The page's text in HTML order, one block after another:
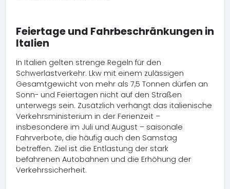
Feiertage und Fahrbeschränkungen in
Italien
In Italien gelten strenge Regeln für den
Schwerlastverkehr. Lkw mit einem zulässigen
Gesamtgewicht von mehr als 7,5 Tonnen dürfen an
Sonn- und Feiertagen nicht auf den Straßen
unterwegs sein. Zusätzlich verhängt das italienische
Verkehrsministerium in der Ferienzeit –
insbesondere im Juli und August – saisonale
Fahrverbote, die häufig auch den Samstag
betreffen. Ziel ist die Entlastung der stark
befahrenen Autobahnen und die Erhöhung der
Verkehrssicherheit.